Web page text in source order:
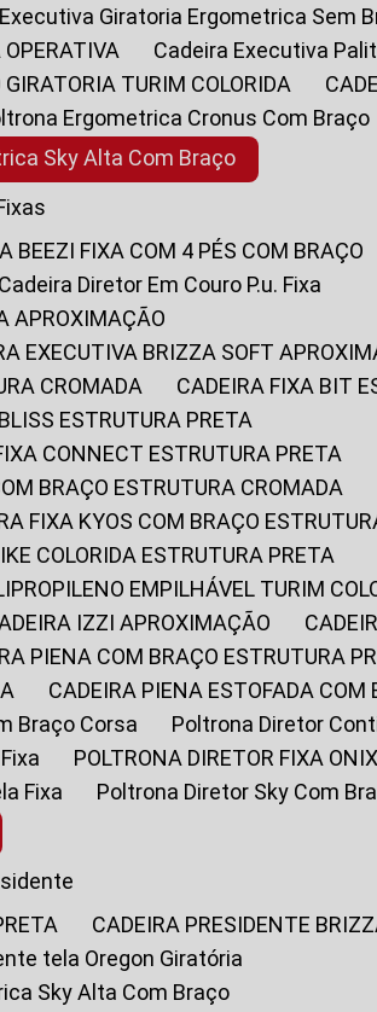
Executiva Giratoria Ergometrica Sem
OPERATIVA
Cadeira Executiva
GIRATORIA TURIM COLORIDA
Ergometrica Cronus Com Braço
Sky Alta Com Braço
Fixas
BEEZI FIXA COM 4 PÉS COM BRAÇO
Cadeira Diretor Em Couro P.u. Fixa
APROXIMAÇÃO
EXECUTIVA BRIZZA SOFT
CROMADA
CADEIRA FIXA BIT
BLISS ESTRUTURA PRETA
CONNECT ESTRUTURA PRETA
BRAÇO ESTRUTURA CROMADA
FIXA KYOS COM BRAÇO
COLORIDA ESTRUTURA PRETA
EMPILHÁVEL TURIM
IZZI APROXIMAÇÃO
PIENA COM BRAÇO ESTRUTURA
CADEIRA PIENA ESTOFADA
Braço Corsa
Poltrona Diretor
POLTRONA DIRETOR FIXA ONIX
Fixa
Poltrona Diretor Sky Com
CADEIRA PRESIDENTE
tela Oregon Giratória
Sky Alta Com Braço